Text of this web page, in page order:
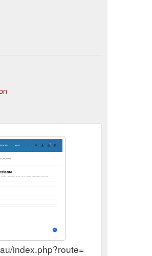
index.php?route=account/voucher